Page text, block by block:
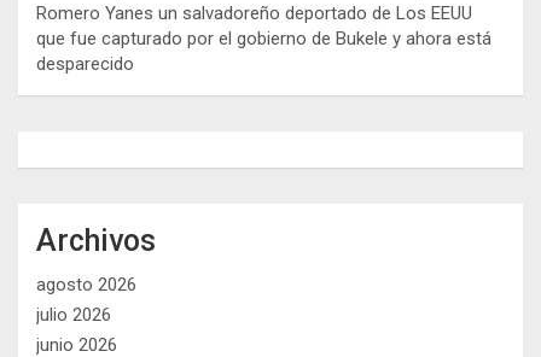
Romero Yanes un salvadoreño deportado de Los EEUU
que fue capturado por el gobierno de Bukele y ahora está
desparecido
Archivos
agosto 2026
julio 2026
junio 2026